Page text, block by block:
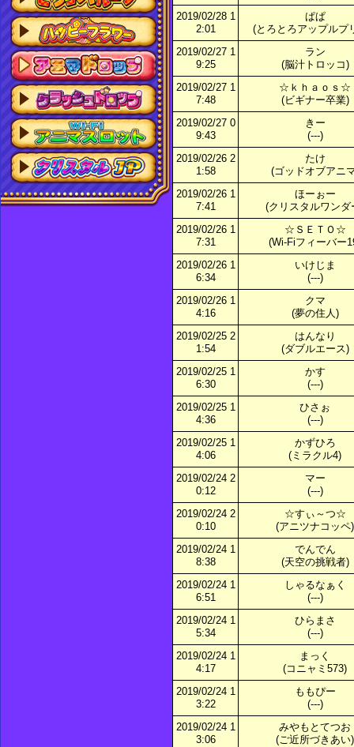
2019/02/28 1
2:01
ぱぱ
(とろとろアップルプ
2019/02/27 1
9:25
ラン
(脳汁トロッコ)
2019/02/27 1
7:48
☆ｋｈａｏｓ☆
(ビギナー卒業)
2019/02/27 0
9:43
きー
(---)
2019/02/26 2
1:58
たけ
(ゴッドオブアニ
2019/02/26 1
7:41
ほーぉー
(クリスタルワンダ
2019/02/26 1
7:31
☆ＳＥＴＯ☆
(Wi-Fiフィーバー
2019/02/26 1
6:34
いけじま
(---)
2019/02/26 1
4:16
クマ
(夢の住人)
2019/02/25 2
1:54
はんなり
(ダブルエース)
2019/02/25 1
6:30
かす
(---)
2019/02/25 1
4:36
ひさぉ
(---)
2019/02/25 1
4:06
かずひろ
(ミラクル4)
2019/02/24 2
0:12
マー
(---)
2019/02/24 2
0:10
☆すぃ～つ☆
(アニツナコッペ)
2019/02/24 1
8:38
でんでん
(天空の挑戦者)
2019/02/24 1
6:51
しゃるなぁく
(---)
2019/02/24 1
5:34
ひらまさ
(---)
2019/02/24 1
4:17
まっく
(コニャミ573)
2019/02/24 1
3:22
ももぴー
(---)
2019/02/24 1
3:06
みやもとてつお
(ご近所づきあい)